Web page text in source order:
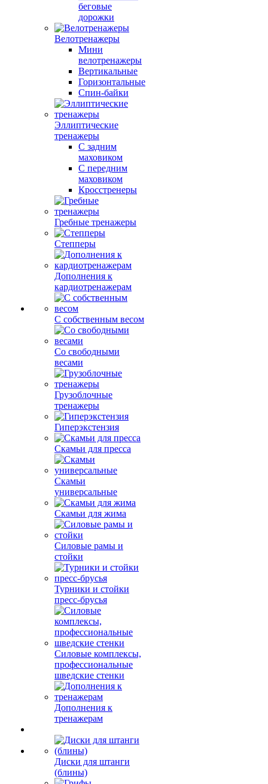
беговые
дорожки
Велотренажеры
Мини
велотренажеры
Вертикальные
Горизонтальные
Спин-байки
Эллиптические
тренажеры
С задним
маховиком
С передним
маховиком
Кросстренеры
Гребные тренажеры
Степперы
Дополнения к
кардиотренажерам
С собственным весом
Со свободными
весами
Грузоблочные
тренажеры
Гиперэкстензия
Скамьи для пресса
Скамьи
универсальные
Скамьи для жима
Силовые рамы и
стойки
Турники и стойки
пресс-брусья
Силовые комплексы,
профессиональные
шведские стенки
Дополнения к
тренажерам
Диски для штанги
(блины)